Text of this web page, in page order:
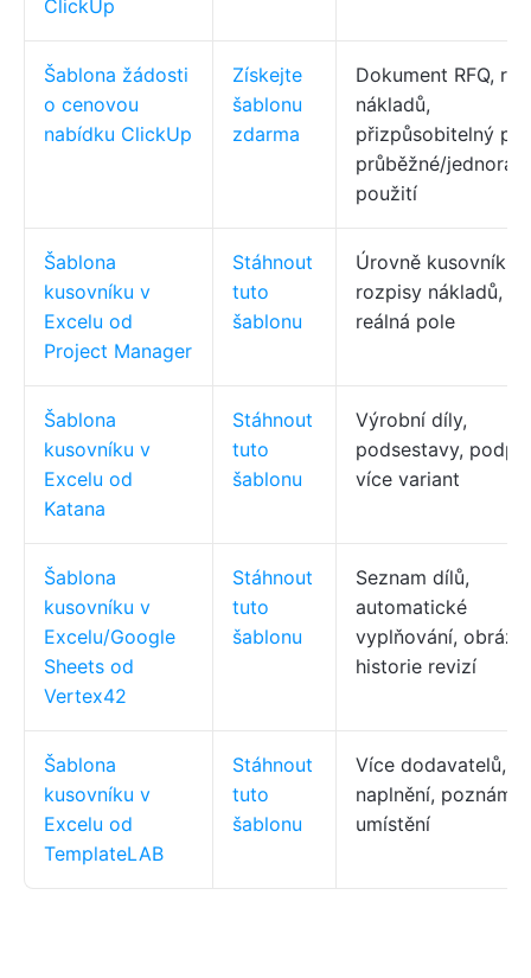
ClickUp
Šablona žádosti
o cenovou
nabídku ClickUp
Získejte
šablonu
zdarma
Dokument RFQ,
nákladů,
přizpůsobitelný pro
průběžné/
použití
Šablona
kusovníku v
Excelu od
Project Manager
Stáhnout
tuto
šablonu
Úrovně kusovníků,
rozpisy nákladů,
reálná pole
Šablona
kusovníku v
Excelu od
Katana
Stáhnout
tuto
šablonu
Výrobní díly,
podsestavy,
více variant
Šablona
kusovníku v
Excelu/Google
Sheets od
Vertex42
Stáhnout
tuto
šablonu
Seznam dílů,
automatické
vyplňování,
historie revizí
Šablona
kusovníku v
Excelu od
TemplateLAB
Stáhnout
tuto
šablonu
Více dodavatelů,
naplnění,
umístění